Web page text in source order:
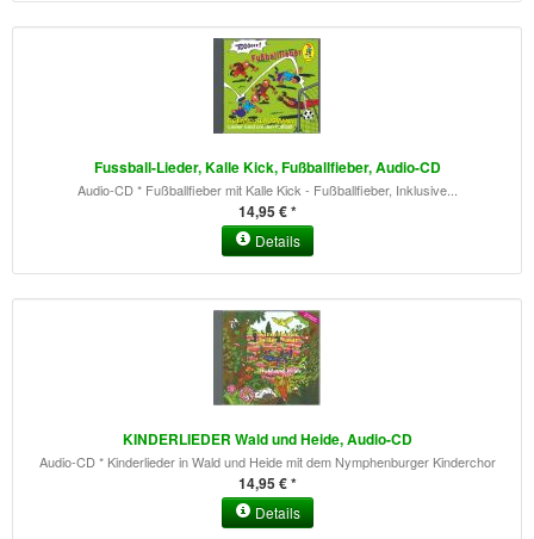
Fussball-Lieder, Kalle Kick, Fußballfieber, Audio-CD
Audio-CD * Fußballfieber mit Kalle Kick - Fußballfieber, Inklusive...
14,95 € *
Details
KINDERLIEDER Wald und Heide, Audio-CD
Audio-CD * Kinderlieder in Wald und Heide mit dem Nymphenburger Kinderchor
14,95 € *
Details